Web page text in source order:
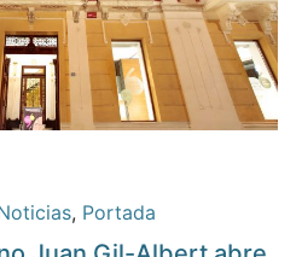
, Portada